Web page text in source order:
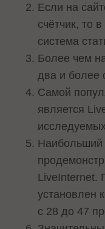
Если на
счётчик, то
система
Более чем
два и более
Самой
является
Наибольший
LiveInternet.
установлен
с 28 до 47